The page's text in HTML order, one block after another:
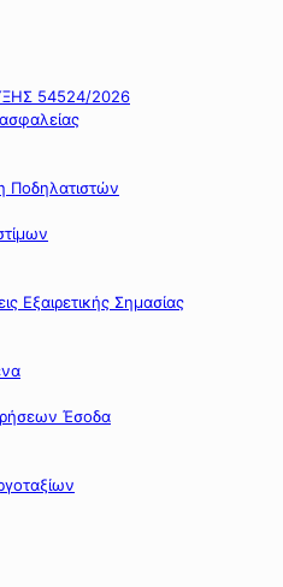
54524/2026
Ποδηλατιστών
Εξαιρετικής Σημασίας
Έσοδα